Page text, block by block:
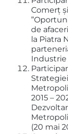
Comerț
de
la Piatra
Industrie
2015 –
(20 mai